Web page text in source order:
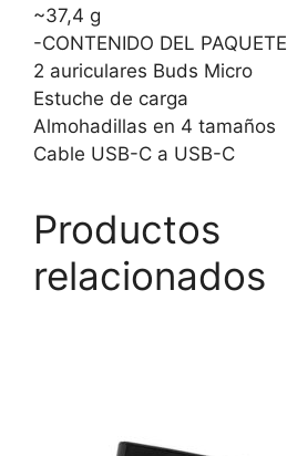
~37,4 g
-CONTENIDO DEL PAQUETE
2 auriculares Buds Micro
Estuche de carga
Almohadillas en 4 tamaños
Cable USB-C a USB-C
Productos
relacionados